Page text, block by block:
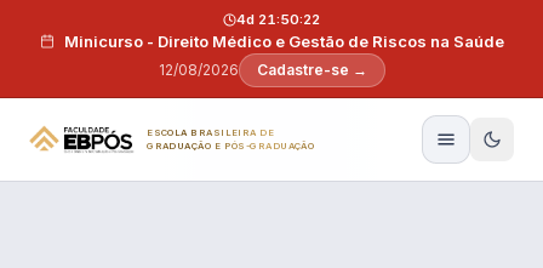
Minicurso - Direito Médico e Gestão de Riscos na Saúde
12/08/2026
4d 21:50:21
Cadastre-se →
ESCOLA BRASILEIRA DE
GRADUAÇÃO E PÓS-GRADUAÇÃO